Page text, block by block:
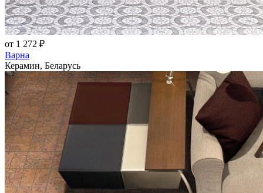
от 1 272 ₽
Варна
Керамин, Беларусь